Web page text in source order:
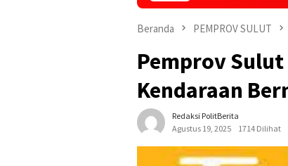
Beranda PEMPROV SULUT
Pemprov
Kendaraan
Redaksi PolitBerita
Agustus 19, 2025
1714 Dilihat